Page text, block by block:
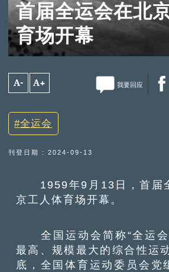
首届全运会在北
育场开幕
A- A+ 我要回应
全运会
刊登日期 : 2024-09-13
1959年9月13日，首届
京工人体育场开幕。
全国运动会简称“全运会
最高、规模最大的综合性运
底，全国体育运动委员会党